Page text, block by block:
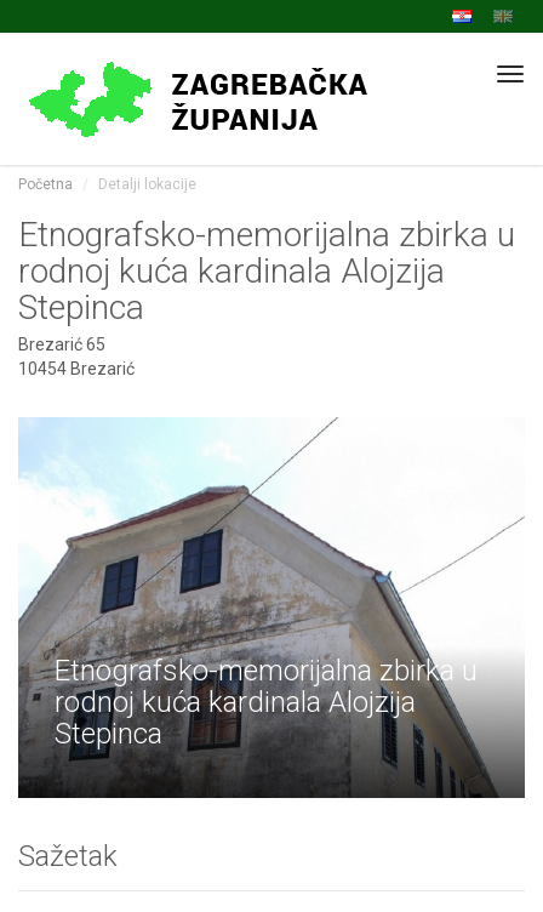
Početna Detalji lokacije
Etnografsko-memorijalna zbirka u
rodnoj kuća kardinala Alojzija
Stepinca
Brezarić 65
10454 Brezarić
Etnografsko-memorijalna zbirka u
rodnoj kuća kardinala Alojzija
Stepinca
Sažetak